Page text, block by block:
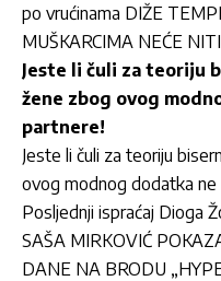
po vrućinama DIŽE
MUŠKARCIMA NEĆE
Jeste li čuli za teoriju
žene zbog ovog
partnere!
Jeste li čuli za teoriju
ovog modnog dodatka ne
Posljednji ispraćaj Dioga
SAŠA MIRKOVIĆ
DANE NA BRODU